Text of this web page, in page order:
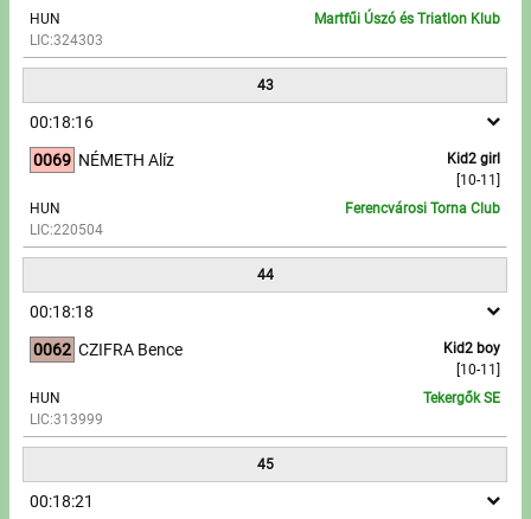
HUN
LIC:324303
Martfűi Úszó és Triatlon Klub
43
00:18:16
0069
Kid2 girl
[10-11]
NÉMETH Alíz
HUN
LIC:220504
Ferencvárosi Torna Club
44
00:18:18
0062
Kid2 boy
[10-11]
CZIFRA Bence
HUN
LIC:313999
Tekergők SE
45
00:18:21